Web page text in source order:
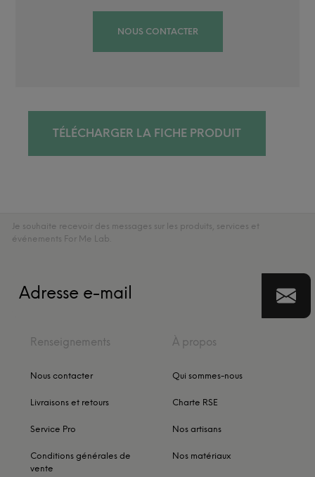
NOUS CONTACTER
TÉLÉCHARGER LA FICHE PRODUIT
Je souhaite recevoir des messages sur les produits, services et
événements For Me Lab.
Renseignements
Nous contacter
Livraisons et retours
Service Pro
Conditions générales de
vente
À propos
Qui sommes-nous
Charte RSE
Nos artisans
Nos matériaux